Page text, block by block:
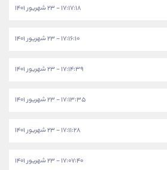
۱۷:۱۷:۱۸ - ۲۳ شهریور ۱۴۰۱
۱۷:۱۶:۱۰ - ۲۳ شهریور ۱۴۰۱
۱۷:۱۴:۳۹ - ۲۳ شهریور ۱۴۰۱
۱۷:۱۳:۳۵ - ۲۳ شهریور ۱۴۰۱
۱۷:۱۱:۲۸ - ۲۳ شهریور ۱۴۰۱
۱۷:۰۷:۴۰ - ۲۳ شهریور ۱۴۰۱